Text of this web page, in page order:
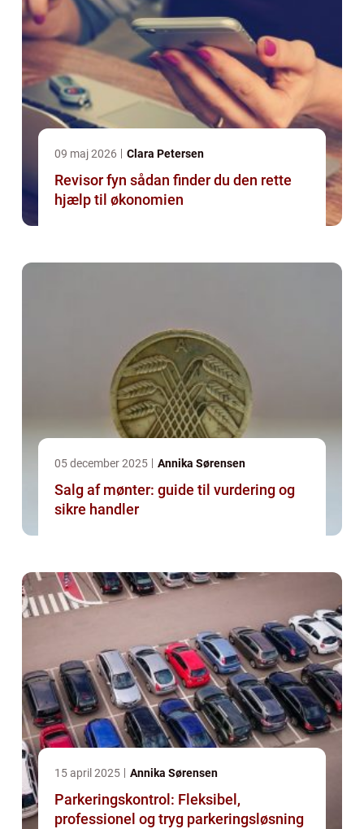
09 maj 2026 Clara Petersen
Revisor fyn sådan finder du den rette
hjælp til økonomien
05 december 2025 Annika Sørensen
Salg af mønter: guide til vurdering og
sikre handler
15 april 2025 Annika Sørensen
Parkeringskontrol: Fleksibel,
professionel og tryg parkeringsløsning